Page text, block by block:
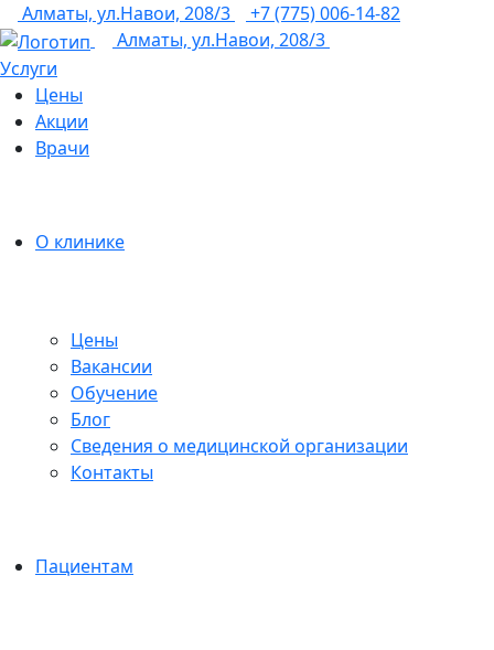
Алматы, ул.Навои, 208/3
+7 (775) 006-14-82
Алматы, ул.Навои, 208/3
Услуги
Цены
Акции
Врачи
О клинике
Цены
Вакансии
Обучение
Блог
Сведения о медицинской организации
Контакты
Пациентам